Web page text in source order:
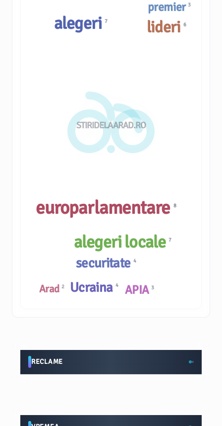
STIRIDELAARAD.RO
alegeri7
securitate 4
APIA 3
premier 3
Arad 2
alegeri locale7
Ucraina 4
lideri6
europarlamentare8
RECLAME